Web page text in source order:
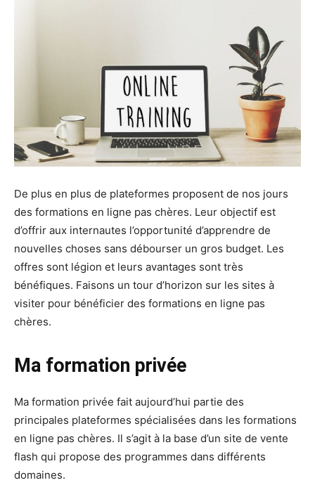
De plus en plus de plateformes proposent de nos jours
des formations en ligne pas chères. Leur objectif est
d’offrir aux internautes l’opportunité d’apprendre de
nouvelles choses sans débourser un gros budget. Les
offres sont légion et leurs avantages sont très
bénéfiques. Faisons un tour d’horizon sur les sites à
visiter pour bénéficier des formations en ligne pas
chères.
Ma formation privée
Ma formation privée fait aujourd’hui partie des
principales plateformes spécialisées dans les formations
en ligne pas chères. Il s’agit à la base d’un site de vente
flash qui propose des programmes dans différents
domaines.